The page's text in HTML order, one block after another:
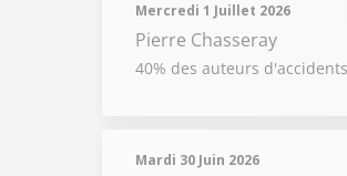
Mercredi 1 Juillet 2026
Pierre Chasseray
40% des auteurs
Mardi 30 Juin 2026